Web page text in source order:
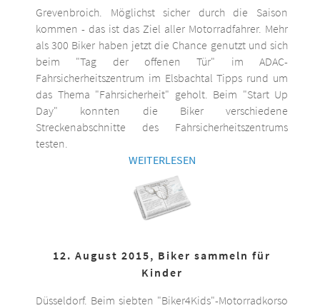
Grevenbroich. Möglichst sicher durch die Saison
kommen - das ist das Ziel aller Motorradfahrer. Mehr
als 300 Biker haben jetzt die Chance genutzt und sich
beim "Tag der offenen Tür" im ADAC-
Fahrsicherheitszentrum im Elsbachtal Tipps rund um
das Thema "Fahrsicherheit" geholt. Beim "Start Up
Day" konnten die Biker verschiedene
Streckenabschnitte des Fahrsicherheitszentrums
testen.
WEITERLESEN
12. August 2015, Biker sammeln für
Kinder
Düsseldorf. Beim siebten "Biker4Kids"-Motorradkorso